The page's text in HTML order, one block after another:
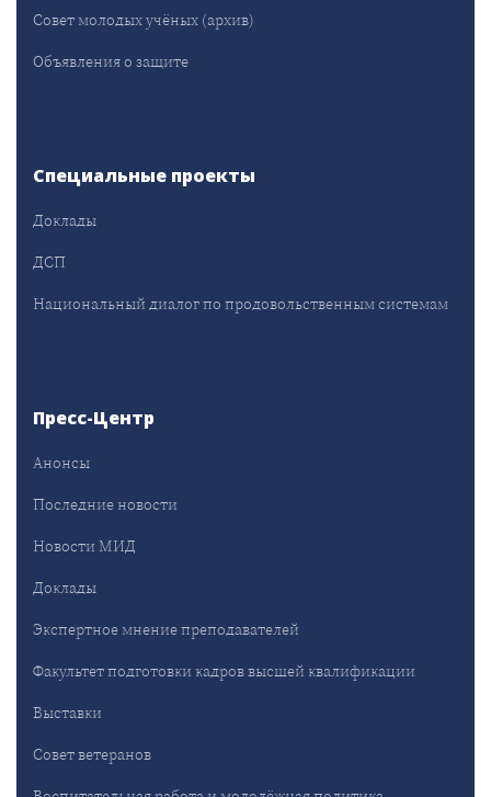
Совет молодых учёных (архив)
Объявления о защите
Специальные проекты
Доклады
ДСП
Национальный диалог по продовольственным системам
Пресс-Центр
Анонсы
Последние новости
Новости МИД
Доклады
Экспертное мнение преподавателей
Факультет подготовки кадров высшей квалификации
Выставки
Совет ветеранов